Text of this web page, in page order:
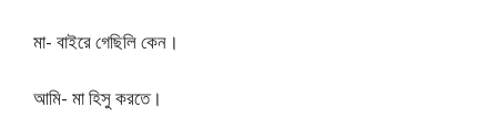
মা- বাইরে গেছিলি কেন।
আমি- মা হিসু করতে।